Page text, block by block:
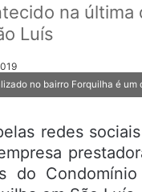
na
Luís
no bairro Forquilha é um
redes
do